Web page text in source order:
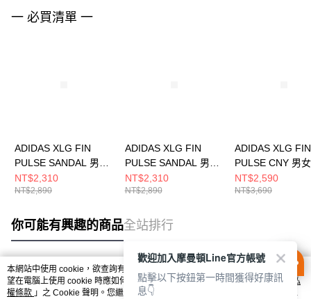
一 必買清單 一
ADIDAS XLG FIN
PULSE SANDAL 男女
包頭涼鞋 LA1995
NT$2,310
NT$2,890
ADIDAS XLG FIN
PULSE SANDAL 男女
包頭涼鞋 LA1993
NT$2,310
NT$2,890
ADIDAS XLG FIN
PULSE CNY 男
鞋 KI1846
NT$2,590
NT$3,690
你可能有興趣的商品全站排行
熱門標籤
本網站中使用 cookie，欲查詢有關本網站使用 cookie 方式之詳情，及若您不希
望在電腦上使用 cookie 時應如何變更電腦的 cookie 設定，請參閱本網站「
隱私
權條款 」之 Cookie 聲明。您繼續使用本網站即表示您同意本公司得按本網站使
歡迎加入摩曼頓Line官方帳號
點擊以下按鈕第一時間獲得好康訊
息👇